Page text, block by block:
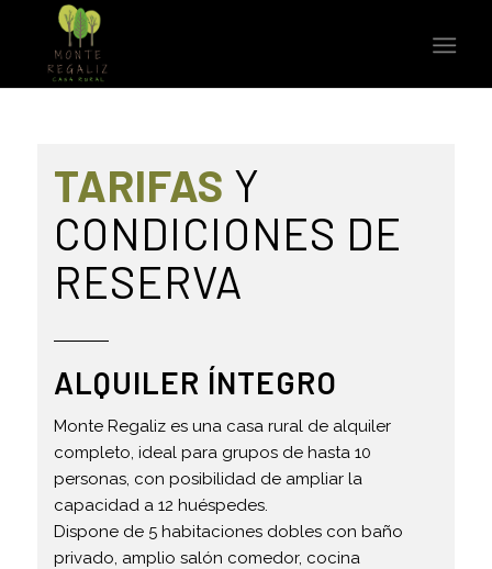
TARIFAS Y
CONDICIONES DE
RESERVA
ALQUILER ÍNTEGRO
Monte Regaliz es una casa rural de alquiler
completo, ideal para grupos de hasta 10
personas, con posibilidad de ampliar la
capacidad a 12 huéspedes.
Dispone de 5 habitaciones dobles con baño
privado, amplio salón comedor, cocina